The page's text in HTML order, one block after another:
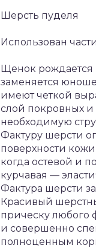
Шерсть пуделя
Использован
Щенок
заменяется
имеют четкой
слой покровных и
необходимую
Фактуру шерсти
поверхности
когда остевой и
курчавая —
Фактура шерсти
Красивый
прическу любого
и совершенно
полноценным